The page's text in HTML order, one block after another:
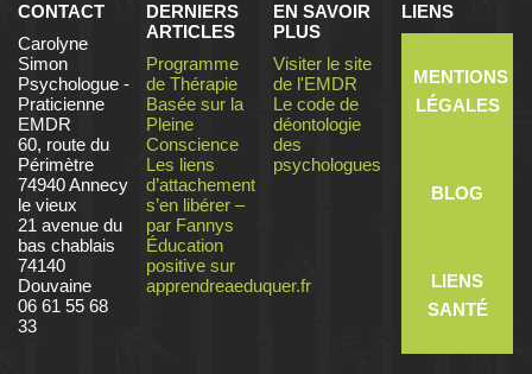
CONTACT
Carolyne
Simon
Psychologue -
Praticienne
EMDR
60, route du
Périmètre
74940 Annecy
le vieux
21 avenue du
bas chablais
74140
Douvaine
06 61 55 68
33
DERNIERS
ARTICLES
Programme
de Thérapie
Basée sur la
Pleine
Conscience
Les liens
d’attachement
s’en libérer –
par Fannys
Éducation
positive sur
apprendreaeduquer.fr
EN SAVOIR
PLUS
Visiter le site
de l'EMDR
Le code de
déontologie
des
psychologues
LIENS
MENTIONS
LÉGALES
BLOG
LIENS
SANTÉ